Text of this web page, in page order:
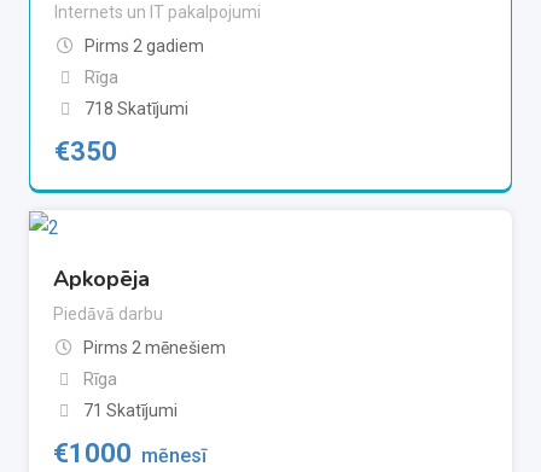
Internets un IT pakalpojumi
Pirms 2 gadiem
Rīga
718 Skatījumi
€350
Apkopēja
Piedāvā darbu
Pirms 2 mēnešiem
Rīga
71 Skatījumi
€1000 mēnesī